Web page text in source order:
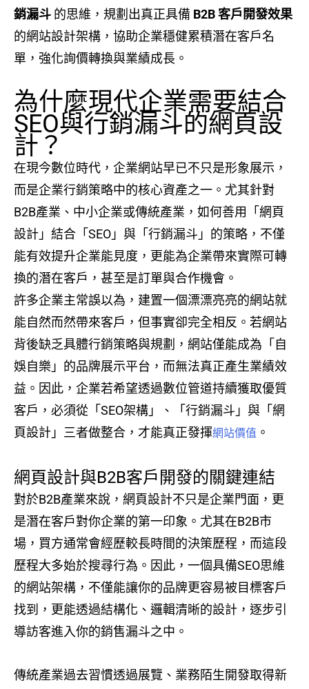
銷漏斗 的思維，規劃出真正具備 B2B 客戶開發效果
的網站設計架構，協助企業穩健累積潛在客戶名
單，強化詢價轉換與業績成長。
為什麼現代企業需要結合
SEO與行銷漏斗的網頁設
計？
在現今數位時代，企業網站早已不只是形象展示，
而是企業行銷策略中的核心資產之一。尤其針對
B2B產業、中小企業或傳統產業，如何善用「網頁
設計」結合「SEO」與「行銷漏斗」的策略，不僅
能有效提升企業能見度，更能為企業帶來實際可轉
換的潛在客戶，甚至是訂單與合作機會。
許多企業主常誤以為，建置一個漂漂亮亮的網站就
能自然而然帶來客戶，但事實卻完全相反。若網站
背後缺乏具體行銷策略與規劃，網站僅能成為「自
娛自樂」的品牌展示平台，而無法真正產生業績效
益。因此，企業若希望透過數位管道持續獲取優質
客戶，必須從「SEO架構」、「行銷漏斗」與「網
頁設計」三者做整合，才能真正發揮網站價值 。
網頁設計與B2B客戶開發的關鍵連結
對於B2B產業來說，網頁設計不只是企業門面，更
是潛在客戶對你企業的第一印象。尤其在B2B市
場，買方通常會經歷較長時間的決策歷程，而這段
歷程大多始於搜尋行為。因此，一個具備SEO思維
的網站架構，不僅能讓你的品牌更容易被目標客戶
找到，更能透過結構化、邏輯清晰的設計，逐步引
導訪客進入你的銷售漏斗之中。
傳統產業過去習慣透過展覽、業務陌生開發取得新